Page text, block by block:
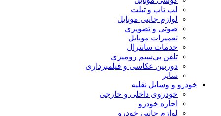
لپ تاپ و تبلت
لوازم جانبی موبایل
صوتی و تصویری
تعمیرات موبایل
خدمات سانترال
تلفن بی‌سیم رومیزی
دوربین عکاسی و فیلمبرداری
سایر
خودرو و وسایل نقلیه
خودروی داخلی و خارجی
اجاره خودرو
لوازم جانبی خودرو